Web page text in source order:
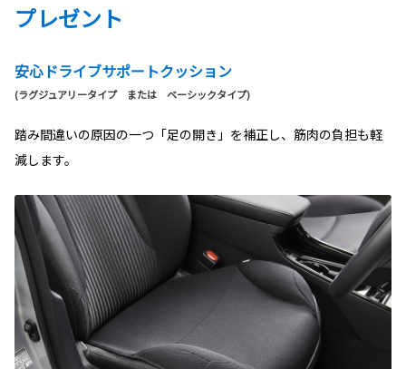
プレゼント
安心ドライブサポートクッション
(ラグジュアリータイプ または ベーシックタイプ)
踏み間違いの原因の一つ「足の開き」を補正し、筋肉の負担も軽
減します。